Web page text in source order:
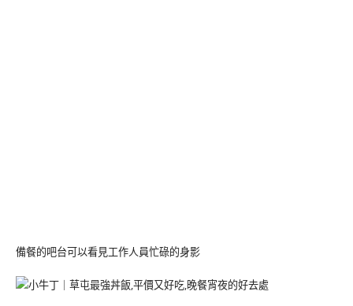
備餐的吧台可以看見工作人員忙碌的身影